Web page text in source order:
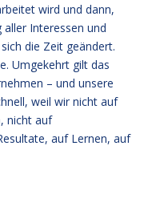
wird und dann,
Interessen und
die Zeit geändert.
Umgekehrt gilt das
– und unsere
weil wir nicht auf
nicht auf
auf Lernen, auf